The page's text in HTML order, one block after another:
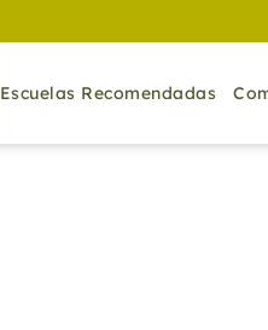
Escuelas Recomendadas